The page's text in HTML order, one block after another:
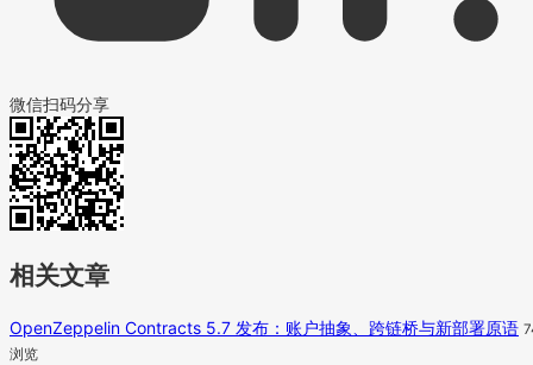
微信扫码分享
相关文章
OpenZeppelin Contracts 5.7 发布：账户抽象、跨链桥与新部署原语
浏览